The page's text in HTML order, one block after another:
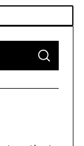
S
A
C